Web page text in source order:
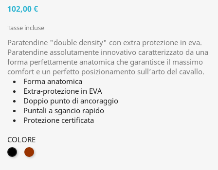
102,00 €
Tasse incluse
Paratendine "double density" con extra protezione in eva.
Paratendine assolutamente innovativo caratterizzato da una
forma perfettamente anatomica che garantisce il massimo
comfort e un perfetto posizionamento sull’arto del cavallo.
Forma anatomica
Extra-protezione in EVA
Doppio punto di ancoraggio
Puntali a sgancio rapido
Protezione certificata
COLORE
NEROMARRONE